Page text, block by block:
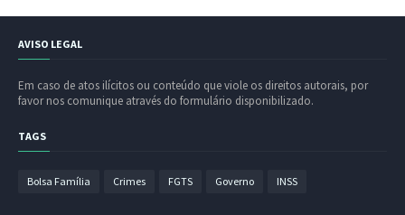
AVISO LEGAL
Em caso de atos ilícitos ou conteúdo que viole os direitos autorais, por
favor nos comunique através do formulário disponibilizado.
TAGS
Bolsa Família Crimes FGTS Governo INSS